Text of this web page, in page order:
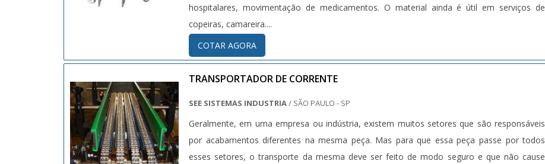
hospitalares, movimentação de medicamentos. O material ainda é útil em serviços de
copeiras, camareira....
COTAR AGORA
TRANSPORTADOR DE CORRENTE
SEE SISTEMAS INDUSTRIA/ SÃO PAULO - SP
Geralmente, em uma empresa ou indústria, existem muitos setores que são responsáveis
por acabamentos diferentes na mesma peça. Mas para que essa peça passe por todos
esses setores, o transporte da mesma deve ser feito de modo seguro e que não cause